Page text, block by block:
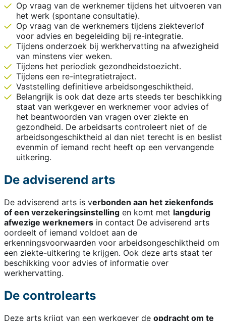
Op vraag van de werknemer tijdens het uitvoeren van
het werk (spontane consultatie).
Op vraag van de werknemers tijdens ziekteverlof
voor advies en begeleiding bij re-integratie.
Tijdens onderzoek bij werkhervatting na afwezigheid
van minstens vier weken.
Tijdens het periodiek gezondheidstoezicht.
Tijdens een re-integratietraject.
Vaststelling definitieve arbeidsongeschiktheid.
Belangrijk is ook dat deze arts steeds ter beschikking
staat van werkgever en werknemer voor advies of
het beantwoorden van vragen over ziekte en
gezondheid. De arbeidsarts controleert niet of de
arbeidsongeschiktheid al dan niet terecht is en beslist
evenmin of iemand recht heeft op een vervangende
uitkering.
De adviserend arts
De adviserend arts is verbonden aan het ziekenfonds
of een verzekeringsinstelling en komt met langdurig
afwezige werknemers in contact De adviserend arts
oordeelt of iemand voldoet aan de
erkenningsvoorwaarden voor arbeidsongeschiktheid om
een ziekte-uitkering te krijgen. Ook deze arts staat ter
beschikking voor advies of informatie over
werkhervatting.
De controlearts
Deze arts krijgt van een werkgever de opdracht om te